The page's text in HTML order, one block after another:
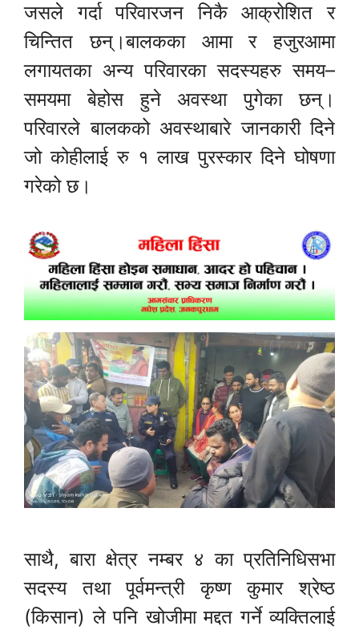
जसले गर्दा परिवारजन निकै आक्रोशित र
चिन्तित छन्।बालकका आमा र हजुरआमा
लगायतका अन्य परिवारका सदस्यहरु समय–
समयमा बेहोस हुने अवस्था पुगेका छन्।
परिवारले बालकको अवस्थाबारे जानकारी दिने
जो कोहीलाई रु १ लाख पुरस्कार दिने घोषणा
गरेको छ।
साथै, बारा क्षेत्र नम्बर ४ का प्रतिनिधिसभा
सदस्य तथा पूर्वमन्त्री कृष्ण कुमार श्रेष्ठ
(किसान) ले पनि खोजीमा मद्दत गर्ने व्यक्तिलाई